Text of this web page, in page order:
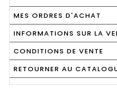
MES ORDRES D'ACHAT
INFORMATIONS SUR LA
CONDITIONS DE VENTE
RETOURNER AU